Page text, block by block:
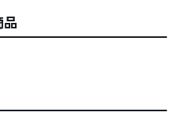
と思います。
使っています。